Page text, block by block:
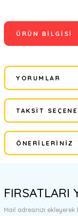
ÜRÜN BILGISI
YORUMLAR
Bu
TAKSIT
ÖNERILERINIZ
tarafımıza iletebilirsiniz.
Görüş ve önerileriniz
FIRSATLARI
Mail adresinizi ekleyerek